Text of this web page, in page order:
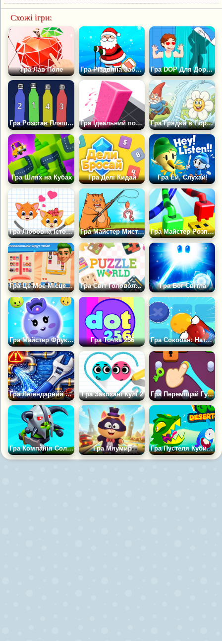
Схожі ігри:
Гра Лав Поле Гра Різдвяна Забава DOP: Видаліть Одну Частину Гра DOP Для Дорослих: Зітри, домалюй, знайди
Гра Розстав Пляшки Правильно Гра Ідеальний поворот Гра Грядки в Порядку
Гра Шлях на Кубах Гра Делі Кидай Гра Ей, Слухай!
Гра Любовна Історія Кошенят Гра Майстер Мистецтва: Різдвяна Головоломка Гра Майстер Розплутування 3Д
Гра Це Моє Місце Логічна Головоломка Гра Світ Головоломок Гра Бог Світла
Гра Майстер Фруктових Головоломок 3Д Гра Точка 256 Гра Сокобан: Натисни на Коробку
Гра Легендарний Сантехнік Гра Закохані Кулі 2 Гра Переміщай Гумки: Логічна Головоломка
Гра Компанія Солдат Гра Мяумир Гра Пустеля Кубиків Гобо